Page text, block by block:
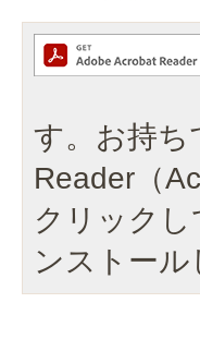
す。お持ち
Reader（
クリック
ンストール